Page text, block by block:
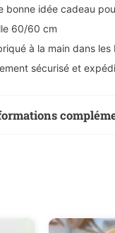
bonne idée cadeau
60/60 cm
à la main dans
sécurisé et